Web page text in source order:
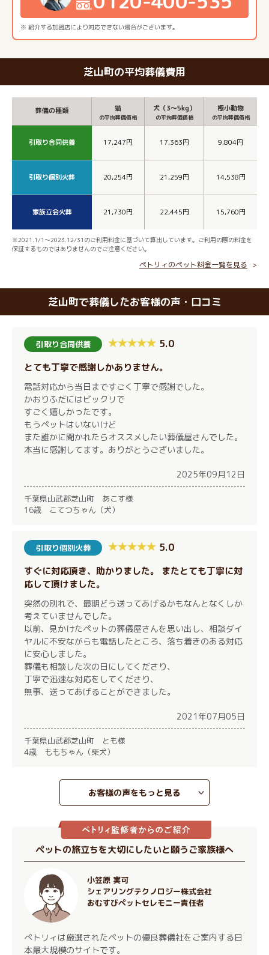
※ 紹介する加盟店により対応できない場合がございます。
芝山町の平均葬儀費用
葬儀の種類 猫
の平均葬儀価格
犬（3～5kg）
の平均葬儀価格
極小動物
の平均葬儀価格
引取り合同供養 17,247円 17,363円 9,804円
引取り個別火葬 20,254円 21,259円 14,538円
家族立会火葬 21,730円 22,445円 15,760円
※2021.1/1～2023.12/31のご利用料金に基づいて算出しています。ご利用の際の料金を
保証するものではありませんのでご注意ください。
ペトリィのペット料金一覧を見る
芝山町で葬儀したお客様の声・口コミ
引取り合同供養 5.0
とても丁寧で感謝しかありません。
電話対応から当日まですごく丁寧で感謝でした。
かおりふだにはビックリで
すごく嬉しかったです。
もうペットはいないけど
また誰かに聞かれたらオススメしたい葬儀屋さんでした。
本当に感謝してます。ありがとうございました。
2025年09月12日
千葉県山武郡芝山町 あこす様
16歳 こてつちゃん（犬）
引取り個別火葬 5.0
すぐに対応頂き、助かりました。 またとても丁寧に対
応して頂けました。
突然の別れで、最期どう送ってあげるかもなんとなくしか
考えていませんでした。
以前、見かけたペットの葬儀屋さんを思い出し、相談ダイ
ヤルに不安ながらも電話したところ、落ち着きのある対応
に安心しました。
葬儀も相談した次の日にしてくださり、
丁寧で迅速な対応をしてくださり、
無事、送ってあげることができました。
2021年07月05日
千葉県山武郡芝山町 とも様
4歳 ももちゃん（柴犬）
お客様の声をもっと見る
ペットの旅立ちを大切にしたいと願うご家族様へ
小笠原 実可
シェアリングテクノロジー株式会社
おむすびペットセレモニー責任者
ぺトリィは厳選されたペットの優良葬儀社をご案内する日
本最大規模のサイトです。